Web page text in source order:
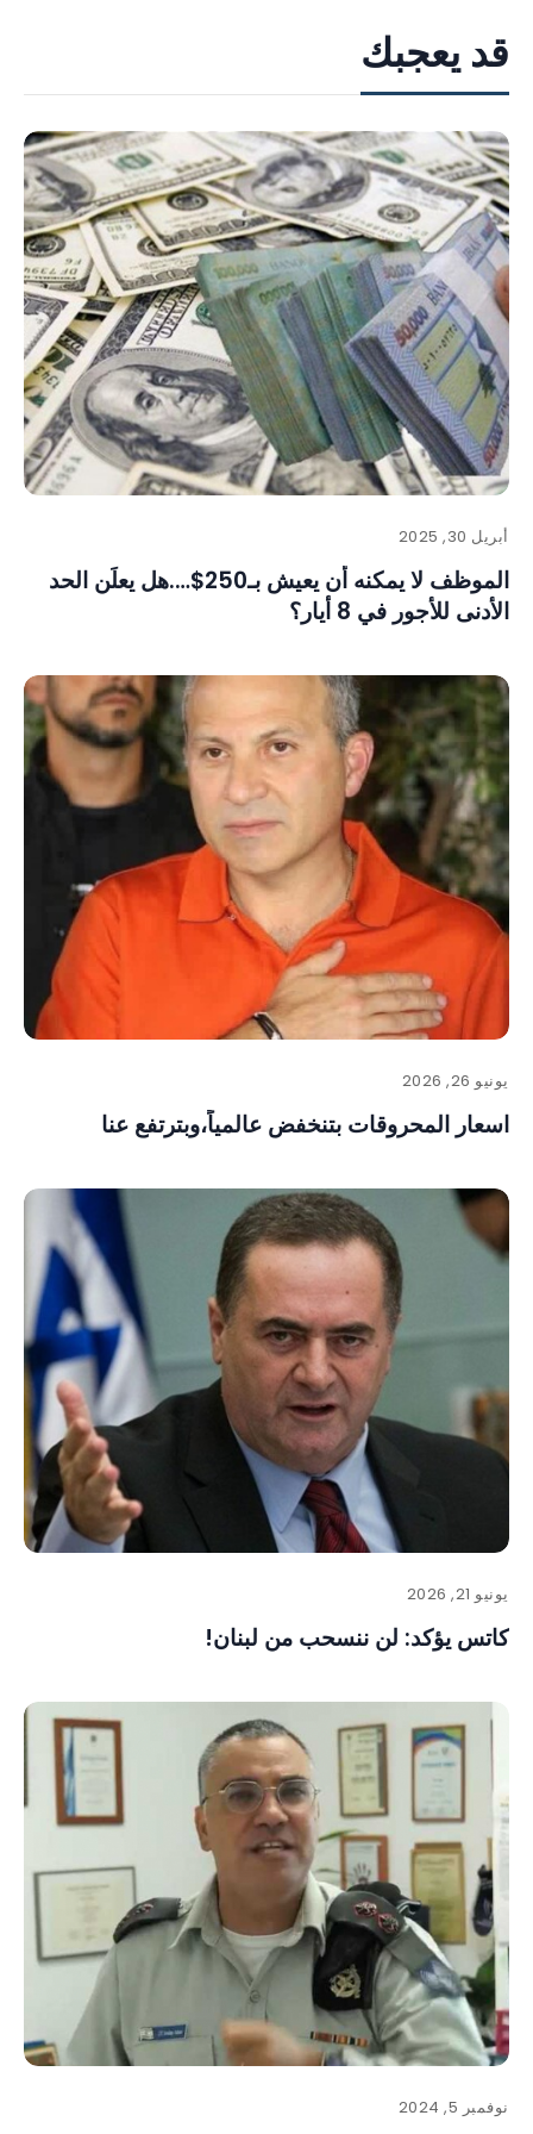
قد يعجبك
أبريل 30, 2025
الموظف لا يمكنه أن يعيش بـ250$….هل يعلَن الحد
الأدنى للأجور في 8 أيار؟
يونيو 26, 2026
اسعار المحروقات بتنخفض عالمياً،وبترتفع عنا
يونيو 21, 2026
كاتس يؤكد: لن ننسحب من لبنان!
نوفمبر 5, 2024